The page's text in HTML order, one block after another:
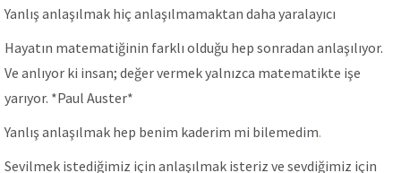
Yanlış anlaşılmak hiç anlaşılmamaktan daha yaralayıcı
Hayatın matematiğinin farklı olduğu hep sonradan anlaşılıyor.
Ve anlıyor ki insan; değer vermek yalnızca matematikte işe
yarıyor. *Paul Auster*
Yanlış anlaşılmak hep benim kaderim mi bilemedim.
Sevilmek istediğimiz için anlaşılmak isteriz ve sevdiğimiz için